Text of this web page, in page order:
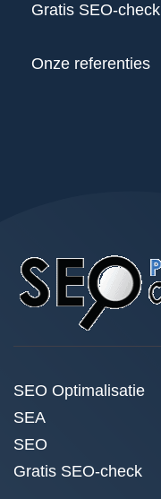
Gratis SEO-check
Onze referenties
SEO Optimalisatie
SEA
SEO
Gratis SEO-check